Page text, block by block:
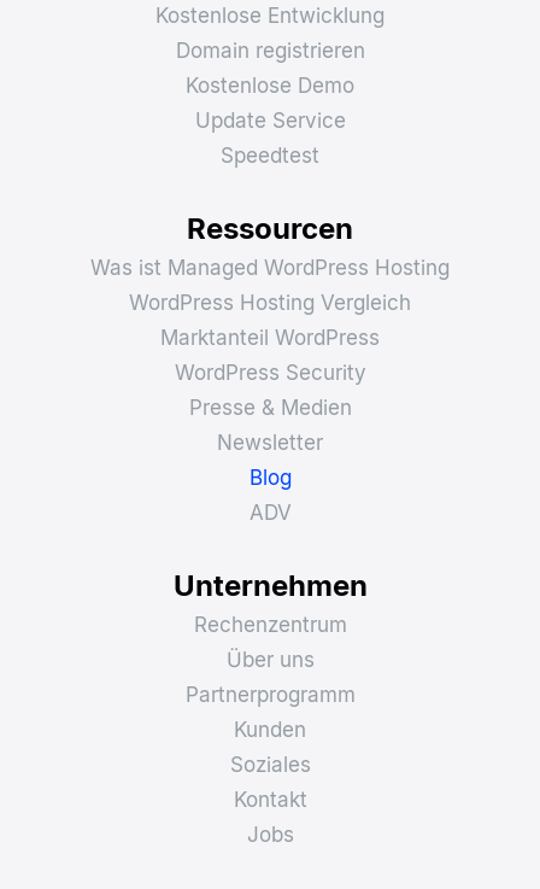
Kostenlose Entwicklung
Domain registrieren
Kostenlose Demo
Update Service
Speedtest
Ressourcen
Was ist Managed WordPress Hosting
WordPress Hosting Vergleich
Marktanteil WordPress
WordPress Security
Presse & Medien
Newsletter
Blog
ADV
Unternehmen
Rechenzentrum
Über uns
Partnerprogramm
Kunden
Soziales
Kontakt
Jobs